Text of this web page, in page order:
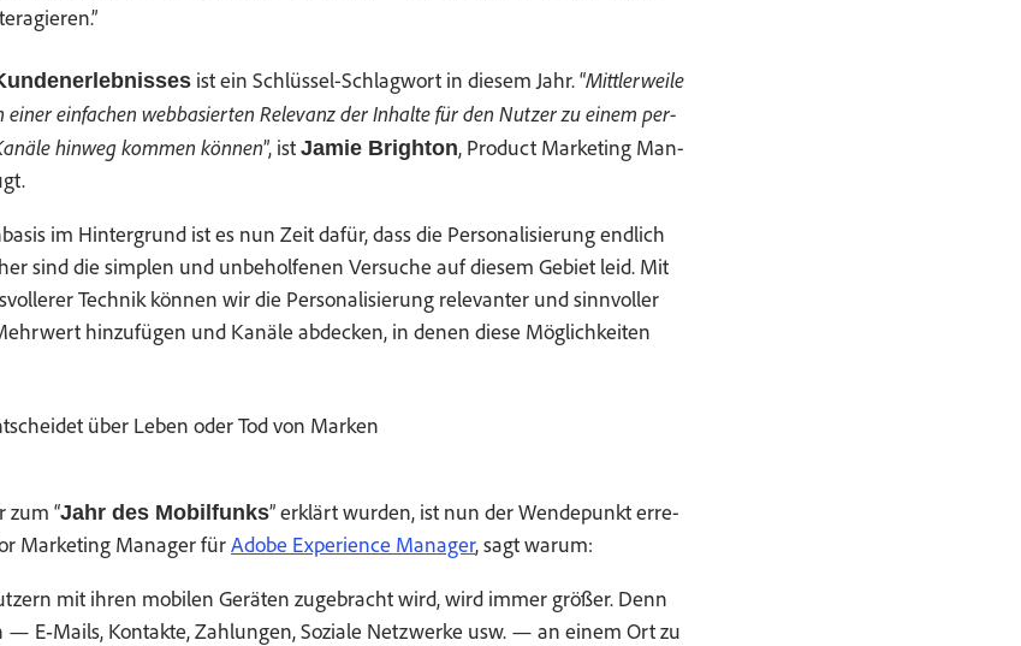
ist ein Schlüs­sel-Schlag­wort in diesem Jahr. “Mit­tler­weile
ein­er ein­fachen web­basierten Rel­e­vanz der Inhalte für den Nutzer zu einem per­
hin­weg kom­men kön­nen”, ist Jamie Brighton, Prod­uct Mar­ket­ing Man­
im Hin­ter­grund ist es nun Zeit dafür, dass die Per­son­al­isierung endlich
sind die sim­plen und unbe­holfe­nen Ver­suche auf diesem Gebi­et leid. Mit
Tech­nik kön­nen wir die Per­son­al­isierung rel­e­van­ter und sin­nvoller
hinzufü­gen und Kanäle abdeck­en, in denen diese Möglichkeit­en
über Leben oder Tod von Marken
zum “Jahr des Mobil­funks” erk­lärt wur­den, ist nun der Wen­depunkt erre­
Mar­ket­ing Man­ag­er fürAdobe Expe­ri­ence Man­ag­er, sagt warum:
mit ihren mobilen Geräten zuge­bracht wird, wird immer größer. Denn
E‑Mails, Kon­tak­te, Zahlun­gen, Soziale Net­zw­erke usw. — an einem Ort zu